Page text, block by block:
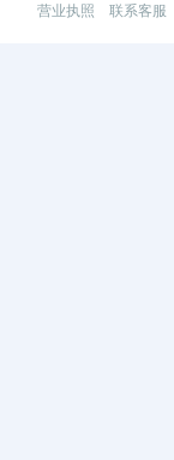
营业执照
联系客服